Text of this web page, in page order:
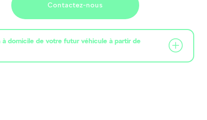
Contactez-nous
à domicile de votre futur véhicule à partir de